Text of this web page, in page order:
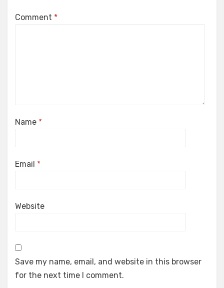
Comment *
Name *
Email *
Website
Save my name, email, and website in this browser
for the next time I comment.